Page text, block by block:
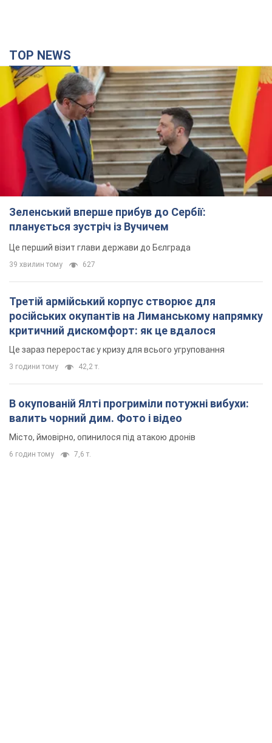
Зеленський вперше прибув до Сербії:
планується зустріч із Вучичем
Це перший візит глави держави до Бєлграда
39 хвилин тому 627
Третій армійський корпус створює для
російських окупантів на Лиманському напрямку
критичний дискомфорт: як це вдалося
Це зараз переростає у кризу для всього угруповання
3 години тому 42,2 т.
В окупованій Ялті прогриміли потужні вибухи:
валить чорний дим. Фото і відео
Місто, ймовірно, опинилося під атакою дронів
6 годин тому 7,6 т.